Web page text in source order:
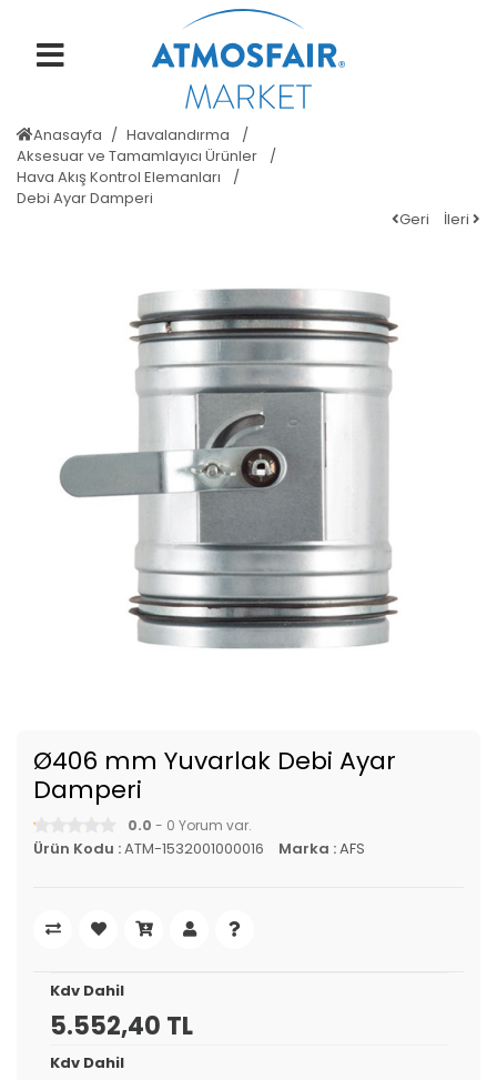
Anasayfa
Havalandırma
Aksesuar ve Tamamlayıcı Ürünler
Hava Akış Kontrol Elemanları
Debi Ayar Damperi
Geri
İleri
Ø406 mm Yuvarlak Debi Ayar
Damperi
0.0 - 0 Yorum var.
Ürün Kodu :ATM-1532001000016 Marka :AFS
Kdv Dahil
5.552,40 TL
Kdv Dahil